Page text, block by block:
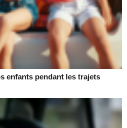
enfants pendant les trajets